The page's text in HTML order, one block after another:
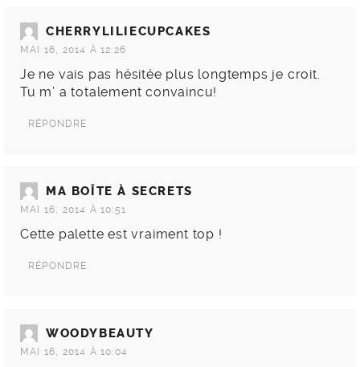
CHERRYLILIECUPCAKES
MAI 16, 2014 À 12:26
Je ne vais pas hésitée plus longtemps je croit.
Tu m’ a totalement convaincu!
RÉPONDRE
MA BOÎTE À SECRETS
MAI 16, 2014 À 10:51
Cette palette est vraiment top !
RÉPONDRE
WOODYBEAUTY
MAI 16, 2014 À 10:04